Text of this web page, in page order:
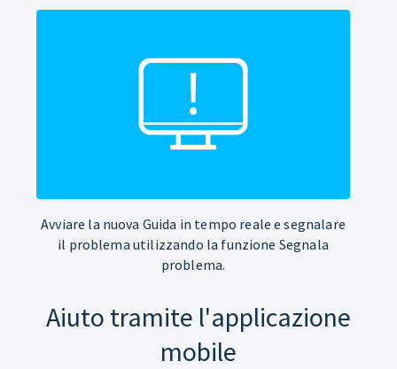
Avviare la nuova Guida in tempo reale e segnalare
il problema utilizzando la funzione Segnala
problema.
Aiuto tramite l'applicazione
mobile